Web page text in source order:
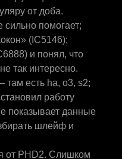
от доба.
сильно помогает;
(IC5146);
и понял, что
так интересно.
там есть ha, o3, s2;
работу
показывает данные
шлейф и
от PHD2. Слишком